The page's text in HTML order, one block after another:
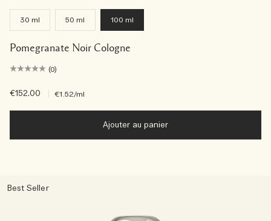
30 ml 50 ml 100 ml
Pomegranate Noir Cologne
(0)
€152.00 €1.52/ml
Ajouter au panier
Best Seller